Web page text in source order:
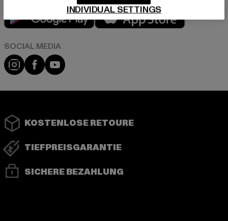
Play market
Instagram
FacebookYouTube
KOSTENLOSE RETOURE
TIEFPREISGARANTIE
SICHERE BEZAHLUNG
INDIVIDUAL SETTINGS